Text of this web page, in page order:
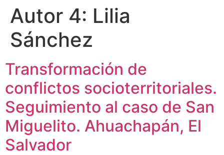
Autor 4: Lilia
Sánchez
Transformación de
conflictos socioterritoriales.
Seguimiento al caso de San
Miguelito. Ahuachapán, El
Salvador